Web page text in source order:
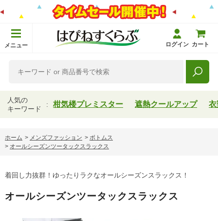
メニュー ログイン カート
人気の
キーワード
柑気楼プレミスター 遮熱クールアップ 衣
ホーム > メンズファッション > ボトムス
> オールシーズンツータックスラックス
着回し力抜群！ゆったりラクなオールシーズンスラックス！
オールシーズンツータックスラックス